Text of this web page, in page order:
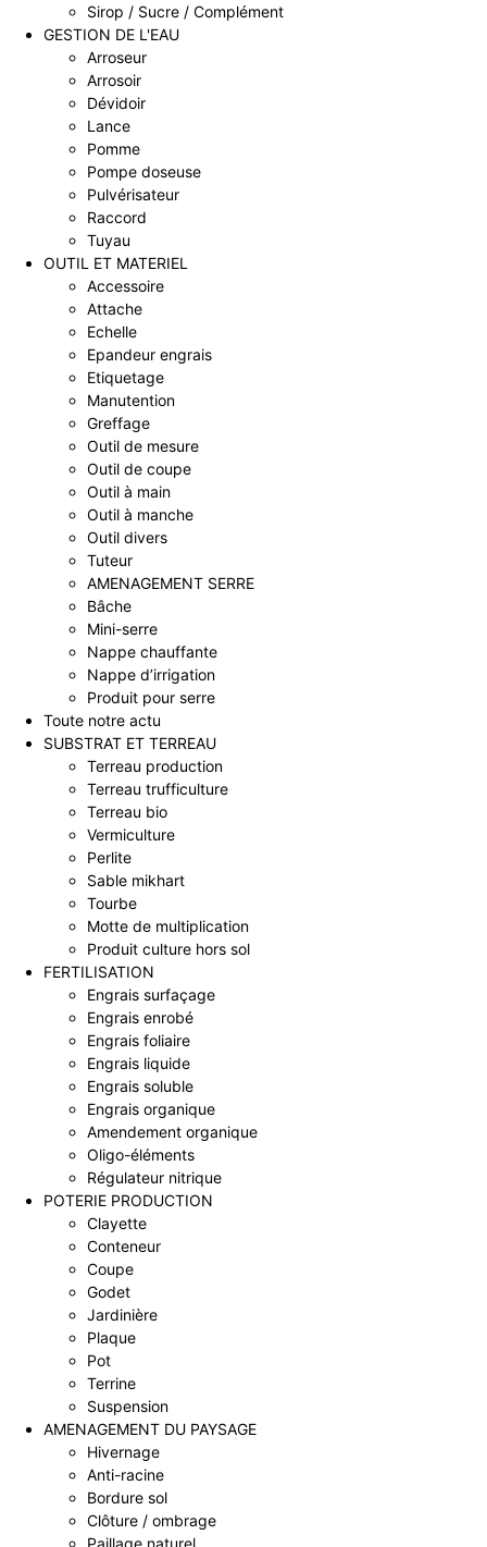
Sirop / Sucre / Complément
GESTION DE L'EAU
Arroseur
Arrosoir
Dévidoir
Lance
Pomme
Pompe doseuse
Pulvérisateur
Raccord
Tuyau
OUTIL ET MATERIEL
Accessoire
Attache
Echelle
Epandeur engrais
Etiquetage
Manutention
Greffage
Outil de mesure
Outil de coupe
Outil à main
Outil à manche
Outil divers
Tuteur
AMENAGEMENT SERRE
Bâche
Mini-serre
Nappe chauffante
Nappe d’irrigation
Produit pour serre
Toute notre actu
SUBSTRAT ET TERREAU
Terreau production
Terreau trufficulture
Terreau bio
Vermiculture
Perlite
Sable mikhart
Tourbe
Motte de multiplication
Produit culture hors sol
FERTILISATION
Engrais surfaçage
Engrais enrobé
Engrais foliaire
Engrais liquide
Engrais soluble
Engrais organique
Amendement organique
Oligo-éléments
Régulateur nitrique
POTERIE PRODUCTION
Clayette
Conteneur
Coupe
Godet
Jardinière
Plaque
Pot
Terrine
Suspension
AMENAGEMENT DU PAYSAGE
Hivernage
Anti-racine
Bordure sol
Clôture / ombrage